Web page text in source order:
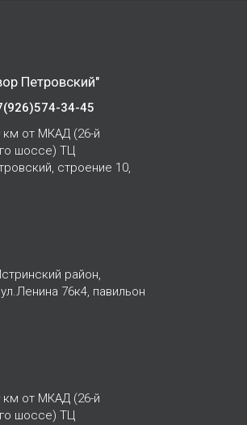
Петровский"
34-45
км от МКАД (26-й
шоссе) ТЦ
строение 10,
район,
76к4, павильон
км от МКАД (26-й
шоссе) ТЦ